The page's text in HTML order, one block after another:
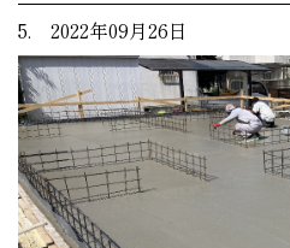
5. 2022年09月26日